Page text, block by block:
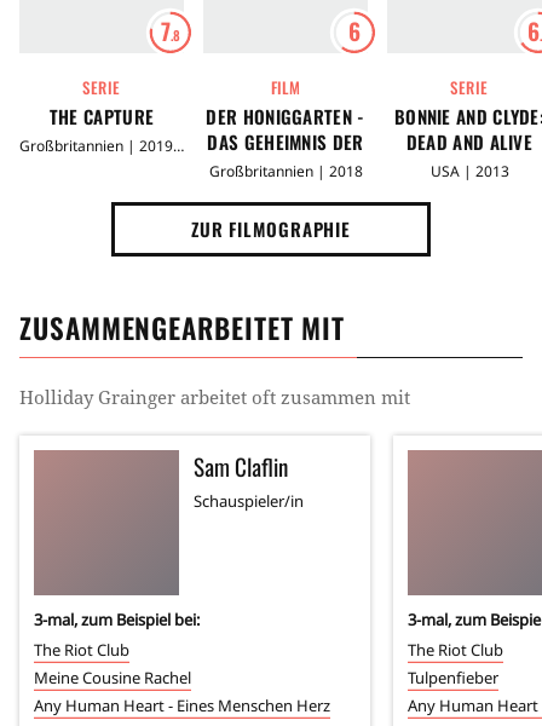
7.8
SERIE
THE CAPTURE
Großbritannien | 2019 - 2022
6
FILM
DER HONIGGARTEN -
DAS GEHEIMNIS DER
BIENEN
Großbritannien | 2018
6
SERIE
BONNIE AND
DEAD AND ALIVE
USA | 2013
ZUR FILMOGRAPHIE
ZUSAMMENGEARBEITET MIT
Holliday Grainger arbeitet oft zusammen mit
Sam Claflin
Schauspieler/in
3-mal, zum Beispiel bei:
The Riot Club
Meine Cousine Rachel
Any Human Heart - Eines Menschen Herz
3-mal, zum
The Riot Club
Tulpenfieber
Any Human Heart